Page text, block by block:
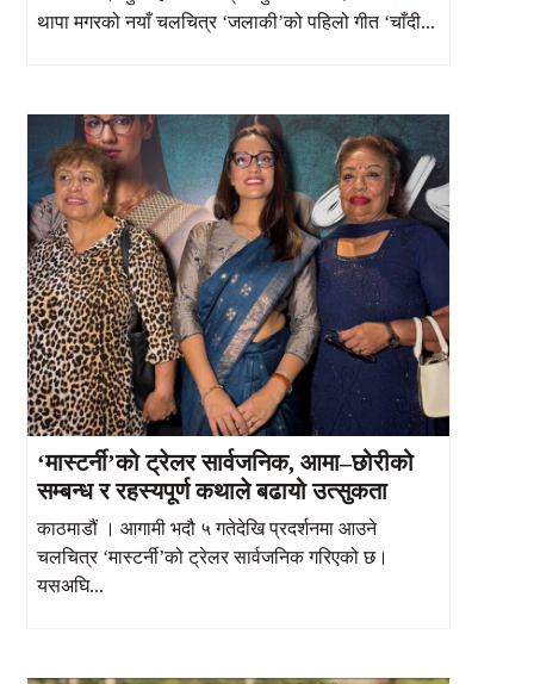
थापा मगरको नयाँ चलचित्र ‘जलाकी’को पहिलो गीत ‘चाँदी...
‘मास्टर्नी’को ट्रेलर सार्वजनिक, आमा–छोरीको
सम्बन्ध र रहस्यपूर्ण कथाले बढायो उत्सुकता
काठमाडौं । आगामी भदौ ५ गतेदेखि प्रदर्शनमा आउने
चलचित्र ‘मास्टर्नी’को ट्रेलर सार्वजनिक गरिएको छ।
यसअघि...